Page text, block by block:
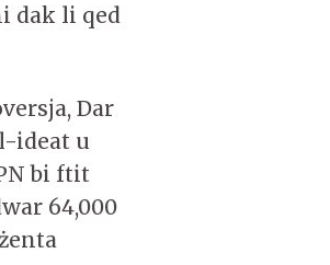
dak li qed
Dar
ideat u
bi ftit
64,000